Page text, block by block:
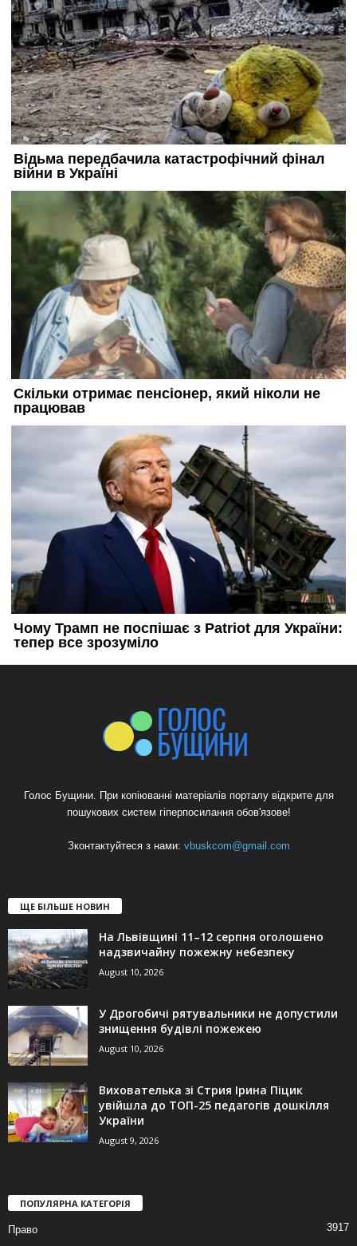
Голос Бущини. При копіюванні матеріалів порталу відкрите для
пошукових систем гіперпосилання обов'язове!
Зконтактуйтеся з нами: vbuskcom@gmail.com
ЩЕ БІЛЬШЕ НОВИН
На Львівщині 11–12 серпня оголошено
надзвичайну пожежну небезпеку
August 10, 2026
У Дрогобичі рятувальники не допустили
знищення будівлі пожежею
August 10, 2026
Вихователька зі Стрия Ірина Піцик
увійшла до ТОП-25 педагогів дошкілля
України
August 9, 2026
ПОПУЛЯРНА КАТЕГОРІЯ
Право
3917